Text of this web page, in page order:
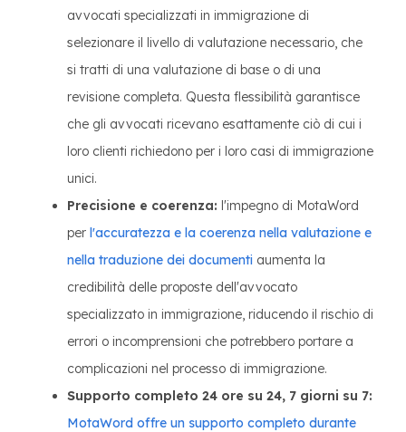
avvocati specializzati in immigrazione di
selezionare il livello di valutazione necessario, che
si tratti di una valutazione di base o di una
revisione completa. Questa flessibilità garantisce
che gli avvocati ricevano esattamente ciò di cui i
loro clienti richiedono per i loro casi di immigrazione
unici.
Precisione e coerenza: l'impegno di MotaWord
per l'accuratezza e la coerenza nella valutazione e
nella traduzione dei documenti aumenta la
credibilità delle proposte dell'avvocato
specializzato in immigrazione, riducendo il rischio di
errori o incomprensioni che potrebbero portare a
complicazioni nel processo di immigrazione.
Supporto completo 24 ore su 24, 7 giorni su 7:
MotaWord offre un supporto completo durante